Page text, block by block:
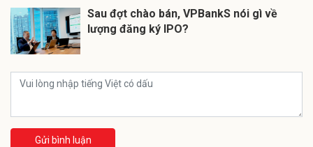
Sau đợt chào bán, VPBankS nói gì về
lượng đăng ký IPO?
Gửi bình luận